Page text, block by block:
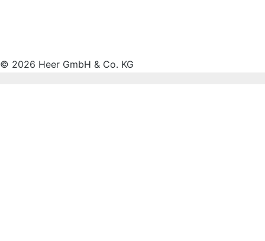
© 2026 Heer GmbH & Co. KG